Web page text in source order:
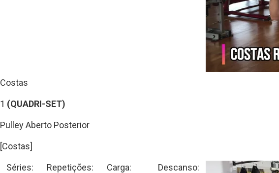
Costas
1 (QUADRI-SET)
Pulley Aberto Posterior
[Costas]
Séries:
Repetições:
Carga:
Descanso: